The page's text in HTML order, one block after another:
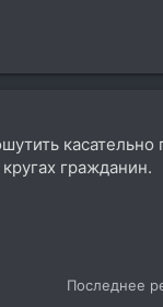
касательно
гражданин.
Последнее